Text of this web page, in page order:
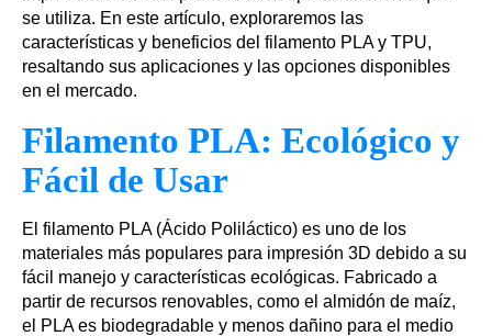
se utiliza. En este artículo, exploraremos las
características y beneficios del filamento PLA y TPU,
resaltando sus aplicaciones y las opciones disponibles
en el mercado.
Filamento PLA: Ecológico y
Fácil de Usar
El filamento PLA (Ácido Poliláctico) es uno de los
materiales más populares para impresión 3D debido a su
fácil manejo y características ecológicas. Fabricado a
partir de recursos renovables, como el almidón de maíz,
el PLA es biodegradable y menos dañino para el medio